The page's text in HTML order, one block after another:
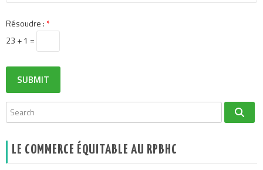
Résoudre : *
23 + 1 =
LE COMMERCE ÉQUITABLE AU RPBHC